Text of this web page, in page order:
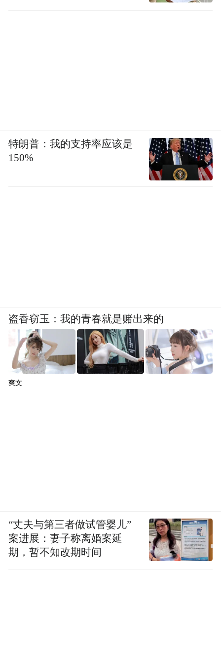
特朗普：我的支持率应该是
150%
盗香窃玉：我的青春就是赌出来的
爽文
“丈夫与第三者做试管婴儿”
案进展：妻子称离婚案延
期，暂不知改期时间